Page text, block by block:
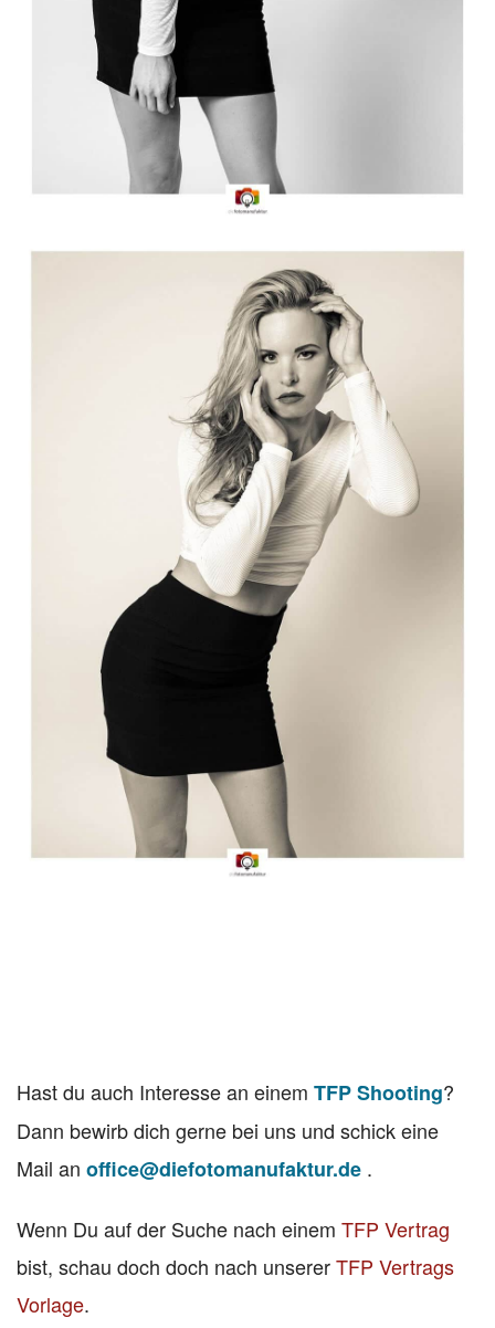
Hast du auch Interesse an einem TFP Shooting?
Dann bewirb dich gerne bei uns und schick eine
Mail an office@diefotomanufaktur.de .
Wenn Du auf der Suche nach einem TFP Vertrag
bist, schau doch doch nach unsererTFP Vertrags
Vorlage.